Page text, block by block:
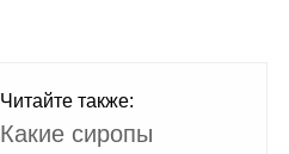
Читайте также:
Какие сиропы